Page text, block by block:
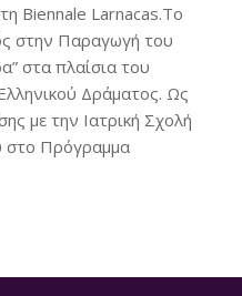
Biennale Larnacas.Το
στην Παραγωγή του
στα πλαίσια του
Δράματος. Ως
με την Ιατρική Σχολή
στο Πρόγραμμα